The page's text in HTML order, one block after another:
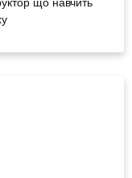
що навчить